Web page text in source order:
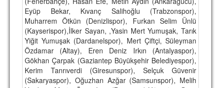
SPOR TESİSLERİ
YÖNETİM KURULU
PERSONEL
SPONSORLAR
TARİHÇE
Eyüp Bekar, Kıvanç Salihoğlu (Trabzonspor),
Muharrem Ötkün (Denizlispor), Furkan Selim Ünlü
(Kayserispor),İlker Sayan, ,Yasin Mert Yumuşak, Tarık
Yiğit Yumuşak (Dardanelspor), Mert Çiftçi, Süleyman
Özdamar (Altay), Eren Deniz Irkın (Antalyaspor),
Gökhan Çarpak (Gaziantep Büyükşehir Belediyespor),
Kerim Tanrıverdi (Giresunspor), Selçuk Güvenir
(Sakaryaspor), Oğuzhan Azğar (Samsunspor), Melih